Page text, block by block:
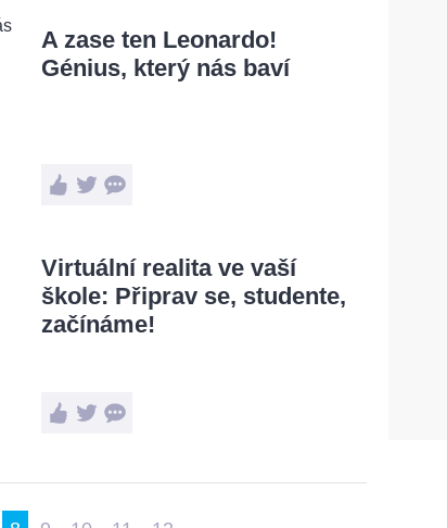
A zase ten Leonardo!
Génius, který nás baví
Virtuální realita ve vaší
škole: Připrav se, studente,
začínáme!